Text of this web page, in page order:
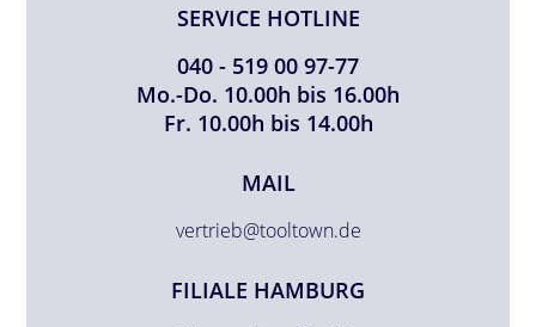
SERVICE HOTLINE
040 - 519 00 97-77
Mo.-Do. 10.00h bis 16.00h
Fr. 10.00h bis 14.00h
MAIL
vertrieb@tooltown.de
FILIALE HAMBURG